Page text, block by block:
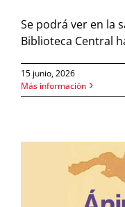
Se podrá ver en la
Biblioteca Central
15 junio, 2026
Más información